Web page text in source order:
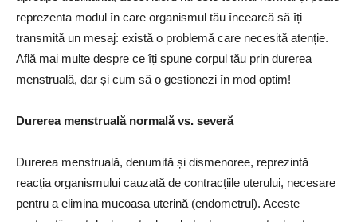
reprezenta modul în care organismul tău încearcă să îți
transmită un mesaj: există o problemă care necesită atenție.
Află mai multe despre ce îți spune corpul tău prin durerea
menstruală, dar și cum să o gestionezi în mod optim!
Durerea menstruală normală vs. severă
Durerea menstruală, denumită și dismenoree, reprezintă
reacția organismului cauzată de contracțiile uterului, necesare
pentru a elimina mucoasa uterină (endometrul). Aceste